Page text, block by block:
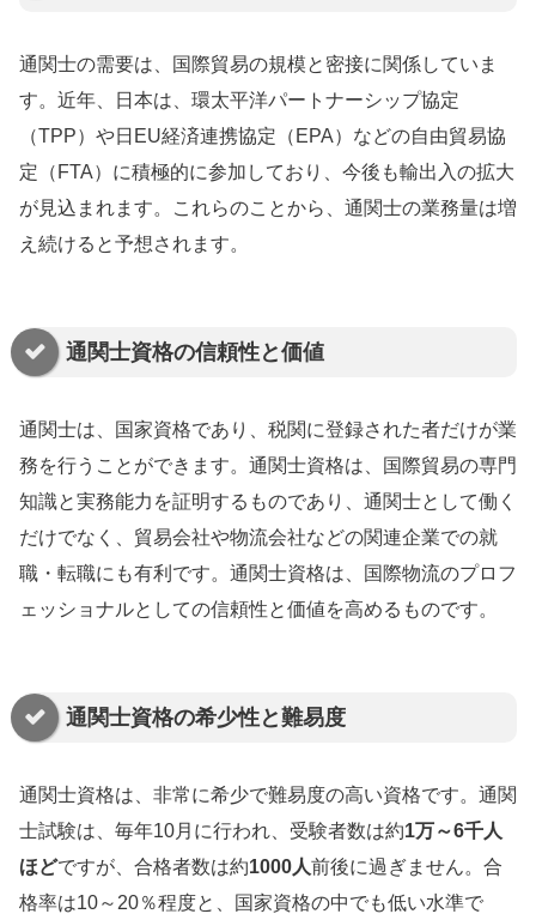
通関士の需要は、国際貿易の規模と密接に関係していま
す。近年、日本は、環太平洋パートナーシップ協定
（TPP）や日EU経済連携協定（EPA）などの自由貿易協
定（FTA）に積極的に参加しており、今後も輸出入の拡大
が見込まれます。これらのことから、通関士の業務量は増
え続けると予想されます。
通関士資格の信頼性と価値
通関士は、国家資格であり、税関に登録された者だけが業
務を行うことができます。通関士資格は、国際貿易の専門
知識と実務能力を証明するものであり、通関士として働く
だけでなく、貿易会社や物流会社などの関連企業での就
職・転職にも有利です。通関士資格は、国際物流のプロフ
ェッショナルとしての信頼性と価値を高めるものです。
通関士資格の希少性と難易度
通関士資格は、非常に希少で難易度の高い資格です。通関
士試験は、毎年10月に行われ、受験者数は約1万～6千人
ほどですが、合格者数は約1000人前後に過ぎません。合
格率は10～20％程度と、国家資格の中でも低い水準で